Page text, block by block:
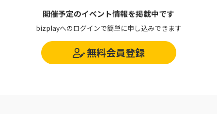
開催予定のイベント情報を掲載中です
bizplayへのログインで簡単に申し込みできます
無料会員登録